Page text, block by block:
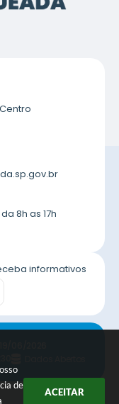
de
ACEITAR
8h as 17h
informativos